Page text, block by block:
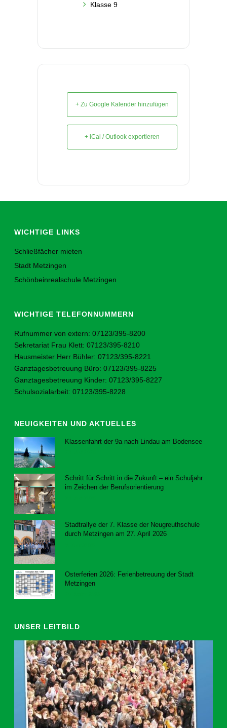
Klasse 9
+ Zu Google Kalender hinzufügen
+ iCal / Outlook exportieren
WICHTIGE LINKS
Schließfächer mieten
Stadt Metzingen
Schönbeinrealschule Metzingen
WICHTIGE TELEFONNUMMERN
Rufnummer von extern: 07123/395-8200
Sekretariat Frau Klett: 07123/395-8210
Hausmeister Herr Bühler: 07123/395-8221
Ganztagesbetreuung Büro: 07123/395-8225
Ganztagesbetreuung Kinder: 07123/395-8227
Schulsozialarbeit: 07123/395-8228
NEUIGKEITEN UND AKTUELLES
Klassenfahrt der 9a nach Lindau am Bodensee
Schritt für Schritt in die Zukunft – ein Schuljahr
im Zeichen der Berufsorientierung
Stadtrallye der 7. Klasse der Neugreuthschule
durch Metzingen am 27. April 2026
Osterferien 2026: Ferienbetreuung der Stadt
Metzingen
UNSER LEITBILD